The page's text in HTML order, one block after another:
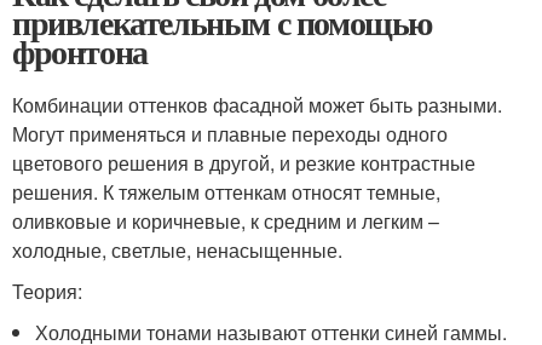
привлекательным с помощью
фронтона
Комбинации оттенков фасадной может быть разными.
Могут применяться и плавные переходы одного
цветового решения в другой, и резкие контрастные
решения. К тяжелым оттенкам относят темные,
оливковые и коричневые, к средним и легким –
холодные, светлые, ненасыщенные.
Теория:
Холодными тонами называют оттенки синей гаммы.